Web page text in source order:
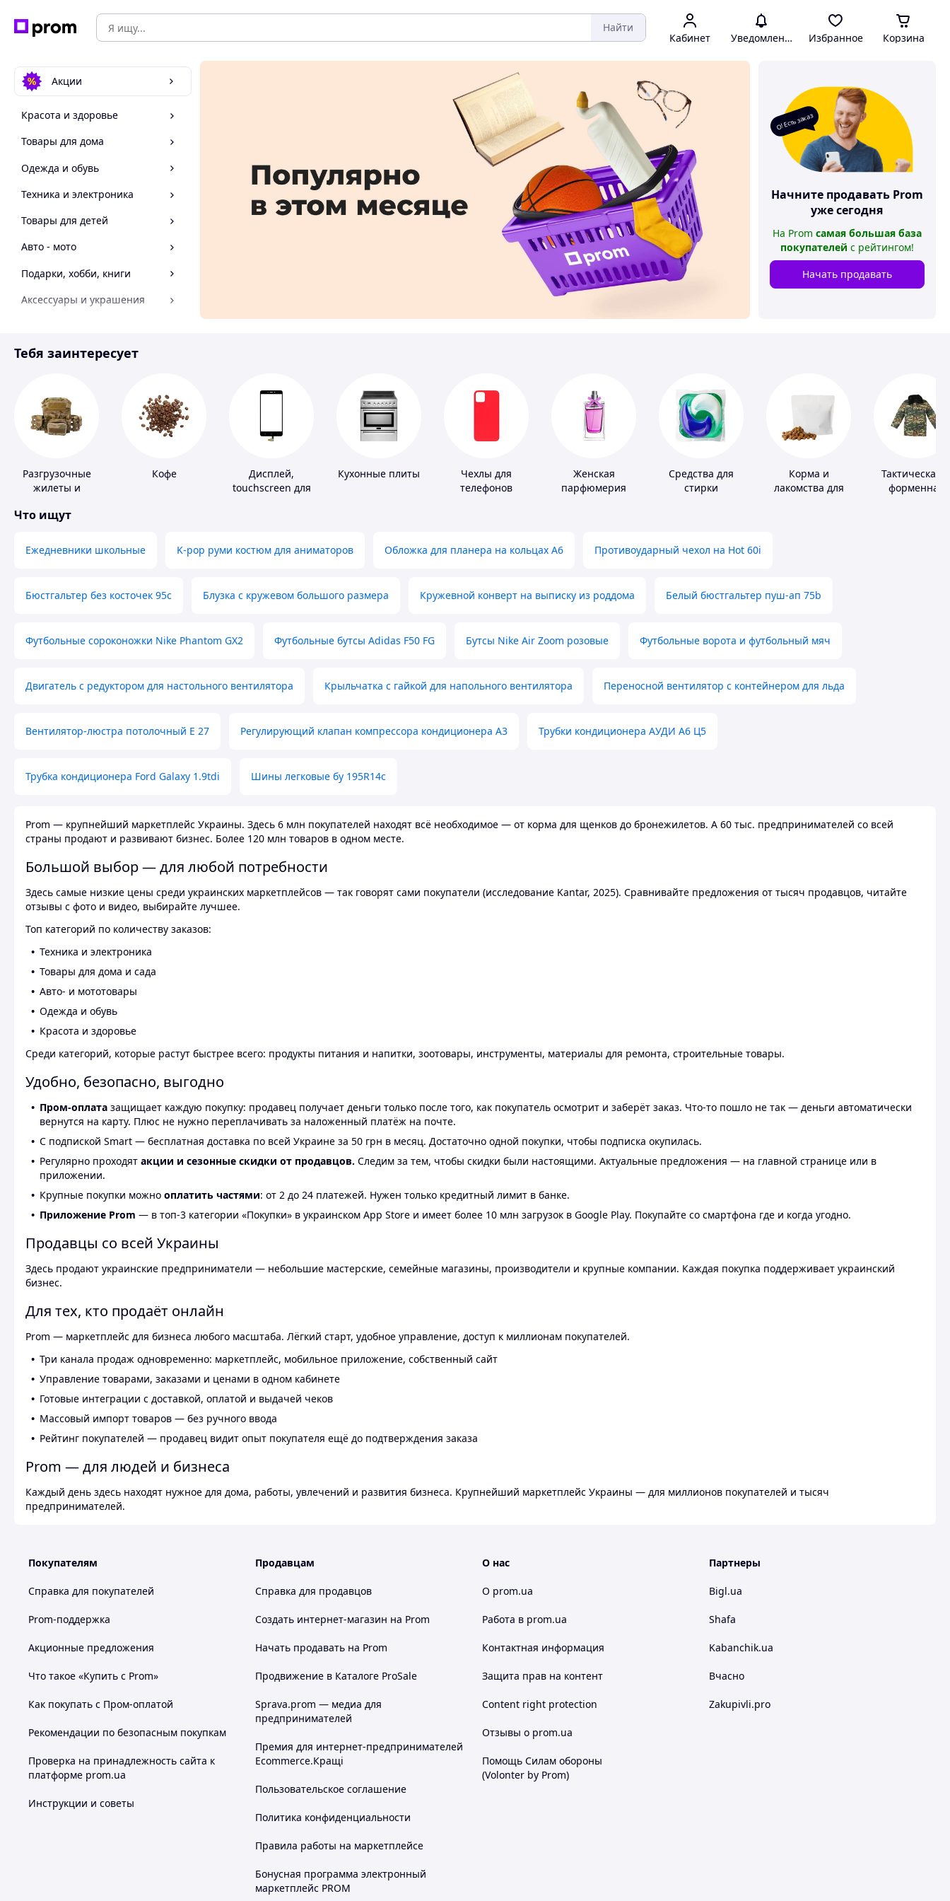
Найти
Кабинет Уведомления Избранное Корзина
Акции
Красота и здоровье
Товары для дома
Одежда и обувь
Техника и электроника
Товары для детей
Авто - мото
Подарки, хобби, книги
Аксессуары и украшения
Спорт и отдых
О! Есть заказ
Начните продавать Prom
уже сегодня
На Prom самая большая база
покупателей с рейтингом!
Начать продавать
Тебя заинтересует
Разгрузочные
жилеты и
плит
Кофе
Дисплей,
touchscreen для
Кухонные плиты
Чехлы для
телефонов
Женская
парфюмерия
Средства для
стирки
Корма и
лакомства для
Тактическая и
форменная
Что ищут
Ежедневники школьные K-pop руми костюм для аниматоров Обложка для планера на кольцах А6 Противоударный чехол на Hot 60i
Бюстгальтер без косточек 95с Блузка с кружевом большого размера Кружевной конверт на выписку из роддома Белый бюстгальтер пуш-ап 75b
Футбольные сороконожки Nike Phantom GX2 Футбольные бутсы Adidas F50 FG Бутсы Nike Air Zoom розовые Футбольные ворота и футбольный мяч
Двигатель с редуктором для настольного вентилятора Крыльчатка с гайкой для напольного вентилятора Переносной вентилятор с контейнером для льда
Вентилятор-люстра потолочный E 27 Регулирующий клапан компрессора кондиционера А3 Трубки кондиционера АУДИ А6 Ц5
Трубка кондиционера Ford Galaxy 1.9tdi Шины легковые бу 195R14c
Prom — крупнейший маркетплейс Украины. Здесь 6 млн покупателей находят всё необходимое — от корма для щенков до бронежилетов. А 60 тыс. предпринимателей со всей
страны продают и развивают бизнес. Более 120 млн товаров в одном месте.
Большой выбор — для любой потребности
Здесь самые низкие цены среди украинских маркетплейсов — так говорят сами покупатели (исследование Kantar, 2025). Сравнивайте предложения от тысяч продавцов, читайте
отзывы с фото и видео, выбирайте лучшее.
Топ категорий по количеству заказов:
Техника и электроника
Товары для дома и сада
Авто- и мототовары
Одежда и обувь
Красота и здоровье
Среди категорий, которые растут быстрее всего: продукты питания и напитки, зоотовары, инструменты, материалы для ремонта, строительные товары.
Удобно, безопасно, выгодно
Пром-оплата защищает каждую покупку: продавец получает деньги только после того, как покупатель осмотрит и заберёт заказ. Что-то пошло не так — деньги автоматически
вернутся на карту. Плюс не нужно переплачивать за наложенный платёж на почте.
С подпиской Smart — бесплатная доставка по всей Украине за 50 грн в месяц. Достаточно одной покупки, чтобы подписка окупилась.
Регулярно проходят акции и сезонные скидки от продавцов. Следим за тем, чтобы скидки были настоящими. Актуальные предложения — на главной странице или в
приложении.
Крупные покупки можно оплатить частями: от 2 до 24 платежей. Нужен только кредитный лимит в банке.
Приложение Prom — в топ-3 категории «Покупки» в украинском App Store и имеет более 10 млн загрузок в Google Play. Покупайте со смартфона где и когда угодно.
Продавцы со всей Украины
Здесь продают украинские предприниматели — небольшие мастерские, семейные магазины, производители и крупные компании. Каждая покупка поддерживает украинский
бизнес.
Для тех, кто продаёт онлайн
Prom — маркетплейс для бизнеса любого масштаба. Лёгкий старт, удобное управление, доступ к миллионам покупателей.
Три канала продаж одновременно: маркетплейс, мобильное приложение, собственный сайт
Управление товарами, заказами и ценами в одном кабинете
Готовые интеграции с доставкой, оплатой и выдачей чеков
Массовый импорт товаров — без ручного ввода
Рейтинг покупателей — продавец видит опыт покупателя ещё до подтверждения заказа
Prom — для людей и бизнеса
Каждый день здесь находят нужное для дома, работы, увлечений и развития бизнеса. Крупнейший маркетплейс Украины — для миллионов покупателей и тысяч
предпринимателей.
Покупателям
Справка для покупателей
Prom-поддержка
Акционные предложения
Что такое «Купить с Prom»
Как покупать с Пром-оплатой
Рекомендации по безопасным покупкам
Проверка на принадлежность сайта к
платформе prom.ua
Инструкции и советы
Продавцам
Справка для продавцов
Создать интернет-магазин на Prom
Начать продавать на Prom
Продвижение в Каталоге ProSale
Sprava.prom — медиа для
предпринимателей
Премия для интернет-предпринимателей
Ecommerce.Кращі
Пользовательское соглашение
Политика конфиденциальности
Правила работы на маркетплейсе
Бонусная программа электронный
маркетплейс PROM
О нас
О prom.ua
Работа в prom.ua
Контактная информация
Защита прав на контент
Content right protection
Отзывы о prom.ua
Помощь Силам обороны
(Volonter by Prom)
Партнеры
Bigl.ua
Shafa
Kabanchik.ua
Вчасно
Zakupivli.pro